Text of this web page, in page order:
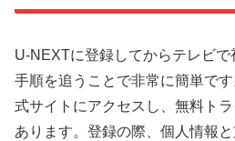
U-NEXTに登録してからテレビで
手順を追うことで非常に簡単で
式サイトにアクセスし、無料ト
あります。登録の際、個人情報